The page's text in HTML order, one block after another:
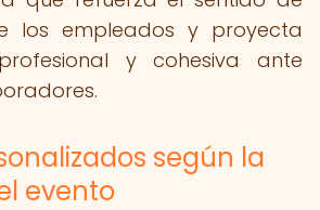
los empleados y proyecta
y cohesiva ante
según la
evento